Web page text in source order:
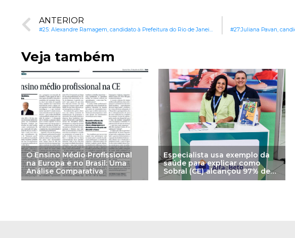
ANTERIOR
#25: Alexandre Ramagem, candidato à Prefeitura do Rio de Janeiro (RJ): Compromisso com a educação integral e o combate à evasão escolar
Veja também
O Ensino Médio Profissional
na Europa e no Brasil: Uma
Análise Comparativa
Especialista usa exemplo da
saúde para explicar como
Sobral (CE) alcançou 97% de
crianças alfabetizadas